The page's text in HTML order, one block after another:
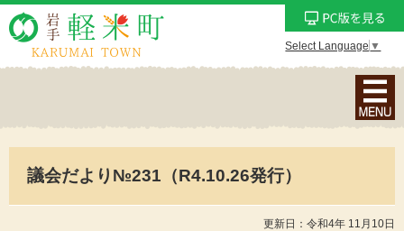
Select Language ▼
ナ
ビ
ン
議会だより№231（R4.10.26発行）
更新日：令和4年 11月10日